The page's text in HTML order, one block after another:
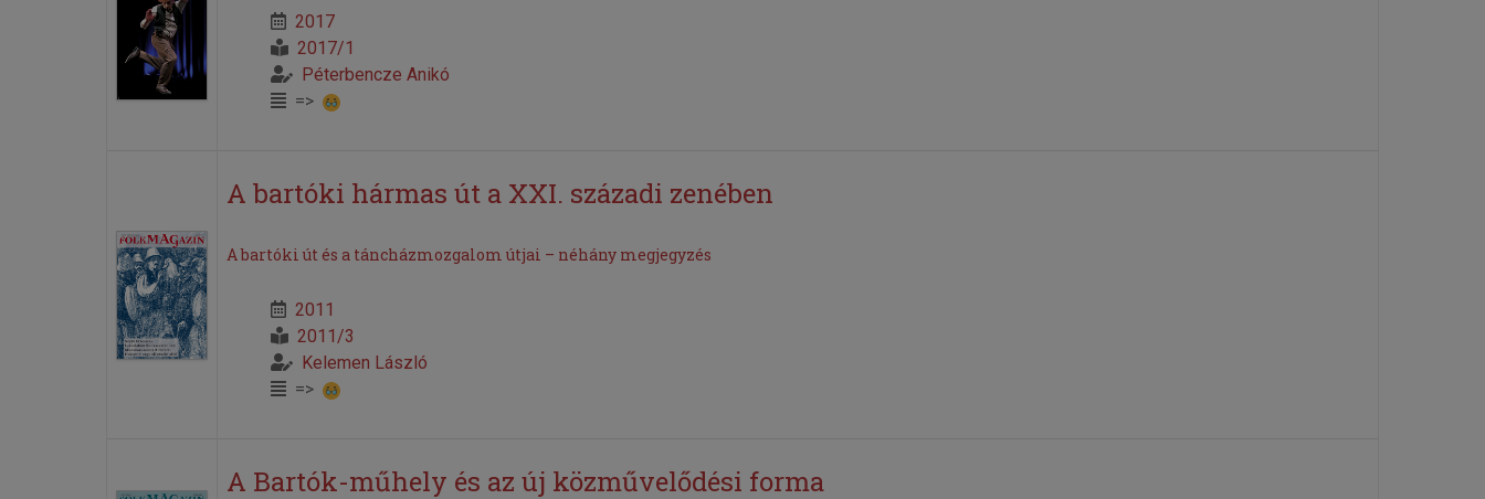
2017
2017/1
Péterbencze Anikó
=>
A bartóki hármas út a XXI. századi zenében
A bartóki út és a táncházmozgalom útjai – néhány megjegyzés
2011
2011/3
Kelemen László
=>
A Bartók-műhely és az új közművelődési forma